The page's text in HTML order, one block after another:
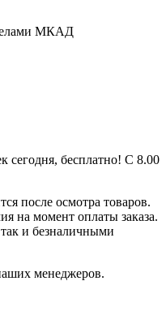
МКАД
сегодня, бесплатно! С 8.00
после осмотра товаров.
на момент оплаты заказа.
и безналичными
менеджеров.